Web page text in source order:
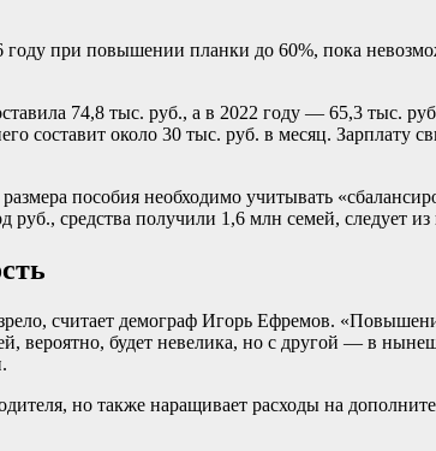
при повышении планки до 60%, пока
74,8 тыс. руб., а в 2022 году — 65,3 тыс.
составит около 30 тыс. руб. в месяц.
пособия необходимо учитывать
средства получили 1,6 млн семей, следует из
считает демограф Игорь Ефремов.
вероятно, будет невелика, но с другой — в
но также наращивает расходы на